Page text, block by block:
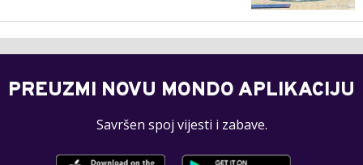
PREUZMI NOVU MONDO APLIKACIJU
Savršen spoj vijesti i zabave.